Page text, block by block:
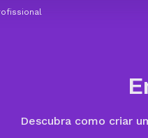
Descubra como criar